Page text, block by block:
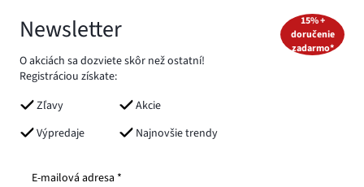
Newsletter
O akciách sa dozviete skôr než ostatní!
Registráciou získate:
Zľavy
Akcie
Výpredaje
Najnovšie trendy
15% +
doručenie
zadarmo*
E-mailová adresa *